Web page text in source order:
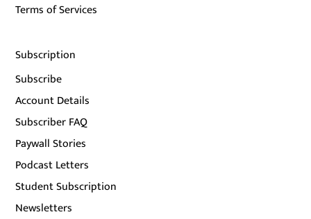
Terms of Services
Subscription
Subscribe
Account Details
Subscriber FAQ
Paywall Stories
Podcast Letters
Student Subscription
Newsletters